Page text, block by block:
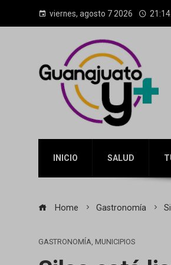
viernes, agosto 7 2026
INICIO SALUD
Home Gastronomía
GASTRONOMÍA, MUNICIPIOS